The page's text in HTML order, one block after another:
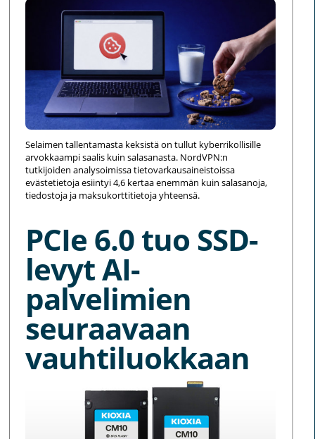
Selaimen tallentamasta keksistä on tullut kyberrikollisille
arvokkaampi saalis kuin salasanasta. NordVPN:n
tutkijoiden analysoimissa tietovarkausaineistoissa
evästetietoja esiintyi 4,6 kertaa enemmän kuin salasanoja,
tiedostoja ja maksukorttitietoja yhteensä.
PCIe 6.0 tuo SSD-
levyt AI-
palvelimien
seuraavaan
vauhtiluokkaan